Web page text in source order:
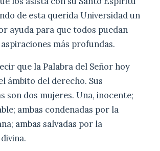
de esta querida Universidad un
ayuda para que todos puedan
más profundas.
que la Palabra del Señor hoy
ámbito del derecho. Sus
son dos mujeres. Una, inocente;
ambas condenadas por la
ambas salvadas por la